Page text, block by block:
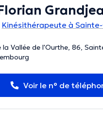
Kinésithérapeute à
la Vallée de l'Ourthe, 86,
Voir le n° de